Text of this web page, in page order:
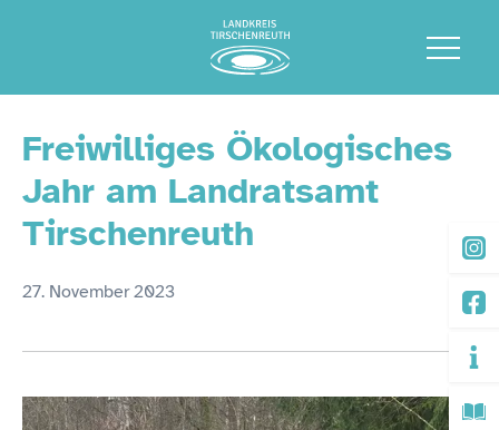
Freiwilliges Ökologisches
Jahr am Landratsamt
Tirschenreuth
27. November 2023